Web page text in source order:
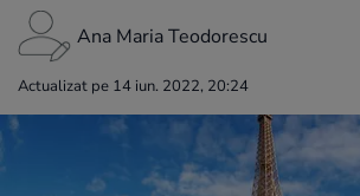
Ana Maria Teodorescu
Actualizat pe 14 iun. 2022, 20:24